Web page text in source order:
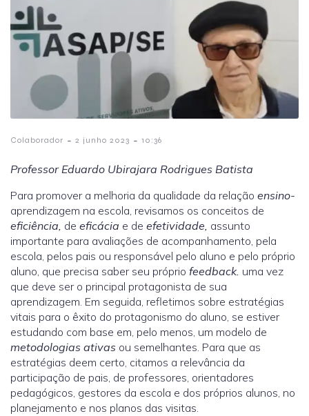
Colaborador - 2 junho 2023 - 10:36
Professor Eduardo Ubirajara Rodrigues Batista
Para promover a melhoria da qualidade da relação ensino-
aprendizagem na escola, revisamos os conceitos de
eficiência, de eficácia e de efetividade, assunto
importante para avaliações de acompanhamento, pela
escola, pelos pais ou responsável pelo aluno e pelo próprio
aluno, que precisa saber seu próprio feedback. uma vez
que deve ser o principal protagonista de sua
aprendizagem. Em seguida, refletimos sobre estratégias
vitais para o êxito do protagonismo do aluno, se estiver
estudando com base em, pelo menos, um modelo de
metodologias ativas ou semelhantes. Para que as
estratégias deem certo, citamos a relevância da
participação de pais, de professores, orientadores
pedagógicos, gestores da escola e dos próprios alunos, no
planejamento e nos planos das visitas.